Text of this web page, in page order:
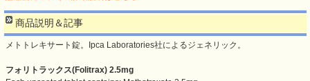
商品説明＆記事
メトトレキサート錠。Ipca Laboratories社によるジェネリック。
フォリトラックス(Folitrax) 2.5mg